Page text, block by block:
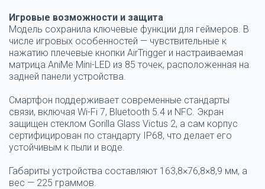
Игровые возможности и защита
Модель сохранила ключевые функции для геймеров. В
числе игровых особенностей — чувствительные к
нажатию плечевые кнопки AirTrigger и настраиваемая
матрица AniMe Mini-LED из 85 точек, расположенная на
задней панели устройства.
Смартфон поддерживает современные стандарты
связи, включая Wi-Fi 7, Bluetooth 5.4 и NFC. Экран
защищен стеклом Gorilla Glass Victus 2, а сам корпус
сертифицирован по стандарту IP68, что делает его
устойчивым к пыли и воде.
Габариты устройства составляют 163,8×76,8×8,9 мм, а
вес — 225 граммов.